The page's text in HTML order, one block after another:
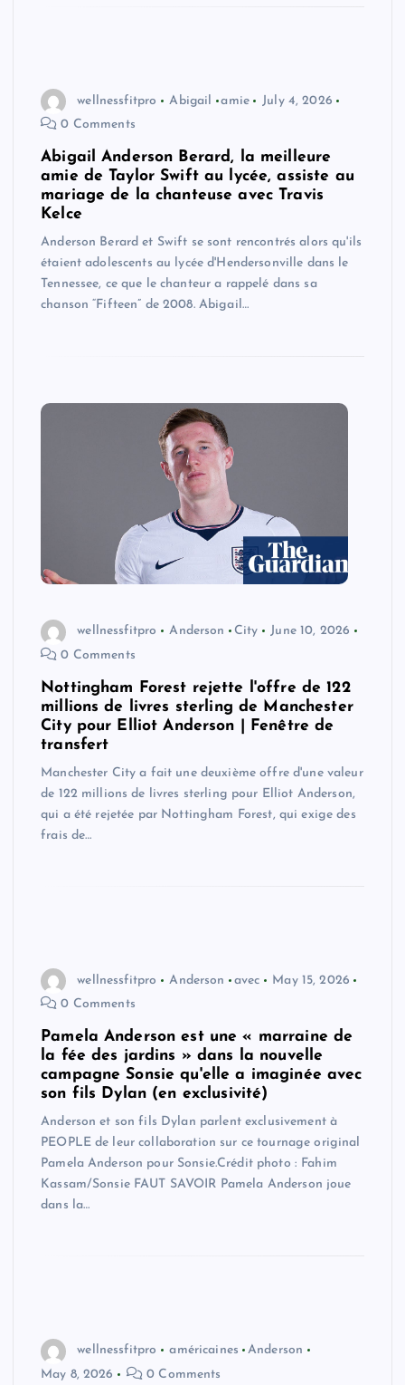
wellnessfitpro Abigail amie
July 4, 2026
0 Comments
Abigail Anderson Berard, la meilleure
amie de Taylor Swift au lycée, assiste au
mariage de la chanteuse avec Travis
Kelce
Anderson Berard et Swift se sont rencontrés alors qu'ils
étaient adolescents au lycée d'Hendersonville dans le
Tennessee, ce que le chanteur a rappelé dans sa
chanson “Fifteen” de 2008. Abigail…
wellnessfitpro Anderson City
June 10, 2026
0 Comments
Nottingham Forest rejette l'offre de 122
millions de livres sterling de Manchester
City pour Elliot Anderson | Fenêtre de
transfert
Manchester City a fait une deuxième offre d'une valeur
de 122 millions de livres sterling pour Elliot Anderson,
qui a été rejetée par Nottingham Forest, qui exige des
frais de…
wellnessfitpro Anderson avec
May 15, 2026
0 Comments
Pamela Anderson est une « marraine de
la fée des jardins » dans la nouvelle
campagne Sonsie qu'elle a imaginée avec
son fils Dylan (en exclusivité)
Anderson et son fils Dylan parlent exclusivement à
PEOPLE de leur collaboration sur ce tournage original
Pamela Anderson pour Sonsie.Crédit photo : Fahim
Kassam/Sonsie FAUT SAVOIR Pamela Anderson joue
dans la…
wellnessfitpro américaines
Anderson
May 8, 2026
0 Comments